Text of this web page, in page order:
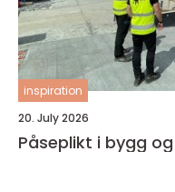
inspiration
20. July 2026
Påseplikt i bygg